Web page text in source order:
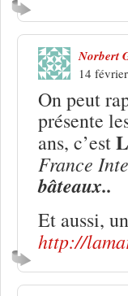
Norbert
14
On peut
présente
ans, c’est
France
bâteaux..
Et aussi,
http://